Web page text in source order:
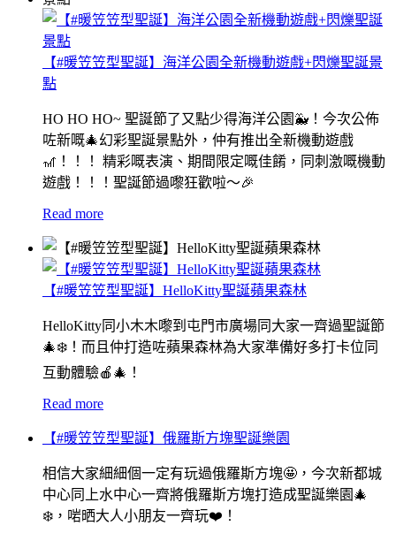
【#暖笠笠型聖誕】海洋公園全新機動遊戲+閃爍聖誕景
點
HO HO HO~ 聖誕節了又點少得海洋公園🐳！今次公佈
咗新嘅🎄幻彩聖誕景點外，仲有推出全新機動遊戲
🎢！！！ 精彩嘅表演、期間限定嘅佳餚，同刺激嘅機動
遊戲！！！聖誕節過嚟狂歡啦～🎉
Read more
【#暖笠笠型聖誕】HelloKitty聖誕蘋果森林
HelloKitty同小木木嚟到屯門市廣場同大家一齊過聖誕節
🎄❄️！而且仲打造咗蘋果森林為大家準備好多打卡位同
互動體驗🍎🎄！
Read more
【#暖笠笠型聖誕】俄羅斯方塊聖誕樂園
相信大家細細個一定有玩過俄羅斯方塊🤩，今次新都城
中心同上水中心一齊將俄羅斯方塊打造成聖誕樂園🎄
❄️，啱晒大人小朋友一齊玩❤️！